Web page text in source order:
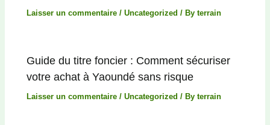
Laisser un commentaire /Uncategorized / Byterrain
Guide du titre foncier : Comment sécuriser
votre achat à Yaoundé sans risque
Laisser un commentaire /Uncategorized / Byterrain